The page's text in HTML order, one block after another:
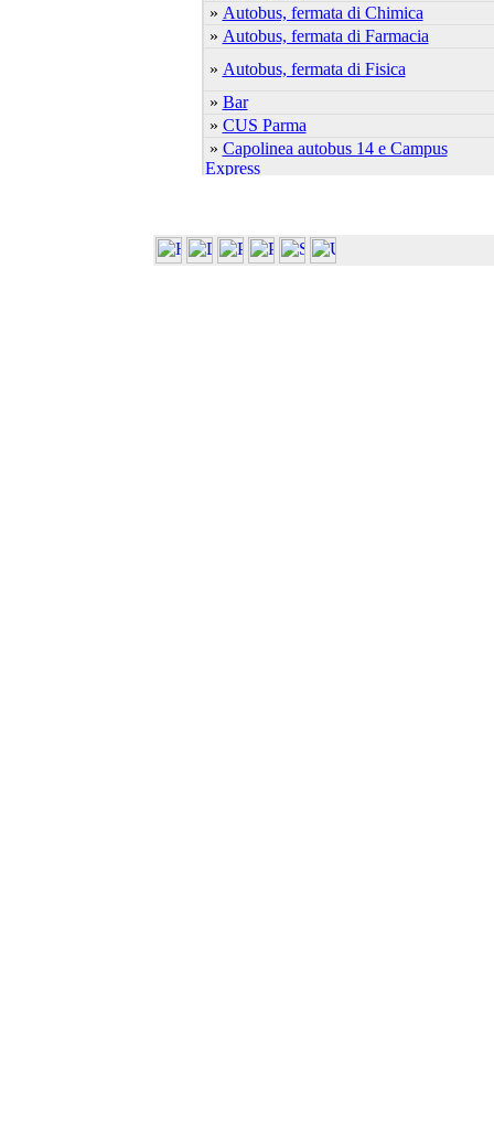
» Autobus, fermata di Chimica
» Autobus, fermata di Farmacia
» Autobus, fermata di Fisica
» Bar
» CUS Parma
» Capolinea autobus 14 e Campus
Express
»Centro Linguistico
»Centro S.Elisabetta